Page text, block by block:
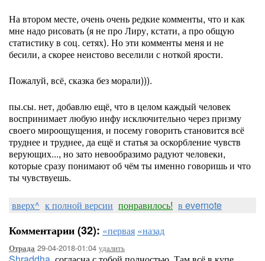
На втором месте, очень очень редкие комменты, что и как
мне надо рисовать (я не про Лиру, кстати, а про общую
статистику в соц. сетях). Но эти комменты меня и не
бесили, а скорее неистово веселили с ноткой ярости.
Пожалуй, всё, сказка без морали))).
пы.сы. нет, добавлю ещё, что в целом каждый человек
воспринимает любую инфу исключительно через призму
своего мироощущения, и посему говорить становится всё
труднее и труднее, да ещё и статья за оскорбление чувств
верующих..., но зато невообразимо радуют человеки,
которые сразу понимают об чём ты именно говоришь и что
ты чувствуешь.
вверх^ к полной версии понравилось! в evernote
Комментарии (32): «первая «назад
Отрада 29-04-2018-01:04 удалить